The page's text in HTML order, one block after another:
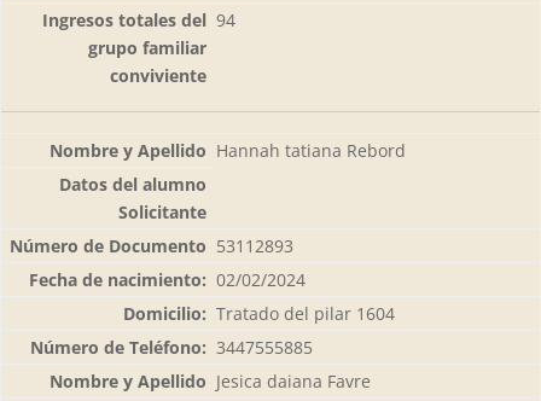
94
Hannah tatiana Rebord
53112893
02/02/2024
Tratado del pilar 1604
3447555885
Jesica daiana Favre